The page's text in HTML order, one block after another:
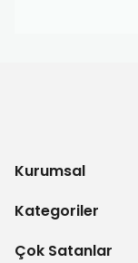
Kurumsal
Kategoriler
Çok Satanlar